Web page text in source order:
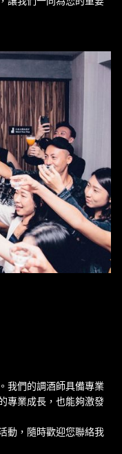
我們的調酒師具備專業
專業成長，也能夠激發
動，隨時歡迎您聯絡我